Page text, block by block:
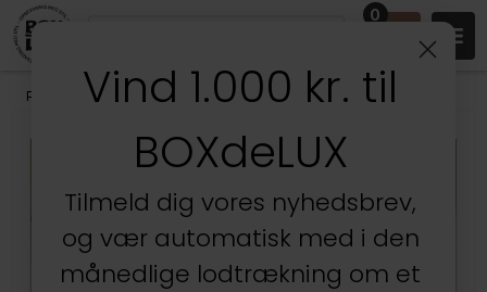
0
Produkter /Entréen/Skoopbevaring
Vind 1.000 kr. til
BOXdeLUX
Tilmeld dig vores nyhedsbrev,
og vær automatisk med i den
månedlige lodtrækning om et